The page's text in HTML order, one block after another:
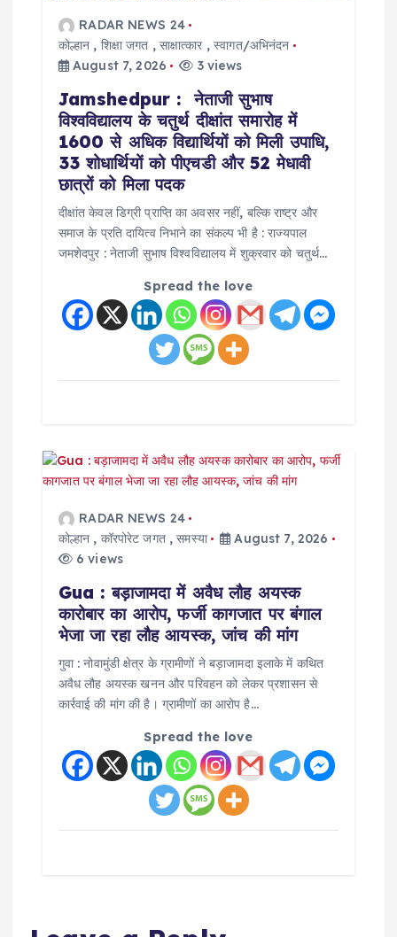
RADAR NEWS 24
कोल्हान , शिक्षा जगत , साक्षात्कार ,स्वागत/अभिनंदन
August 7, 2026
3 views
Jamshedpur : नेताजी सुभाष
विश्वविद्यालय के चतुर्थ दीक्षांत समारोह में
1600 से अधिक विद्यार्थियों को मिली उपाधि,
33 शोधार्थियों को पीएचडी और 52 मेधावी
छात्रों को मिला पदक
दीक्षांत केवल डिग्री प्राप्ति का अवसर नहीं, बल्कि राष्ट्र और
समाज के प्रति दायित्व निभाने का संकल्प भी है : राज्यपाल
जमशेदपुर : नेताजी सुभाष विश्वविद्यालय में शुक्रवार को चतुर्थ…
Spread the love
RADAR NEWS 24
कोल्हान , कॉरपोरेट जगत,समस्या
August 7, 2026
6 views
Gua : बड़ाजामदा में अवैध लौह अयस्क
कारोबार का आरोप, फर्जी कागजात पर बंगाल
भेजा जा रहा लौह आयस्क, जांच की मांग
गुवा : नोवामुंडी क्षेत्र के ग्रामीणों ने बड़ाजामदा इलाके में कथित
अवैध लौह अयस्क खनन और परिवहन को लेकर प्रशासन से
कार्रवाई की मांग की है। ग्रामीणों का आरोप है…
Spread the love